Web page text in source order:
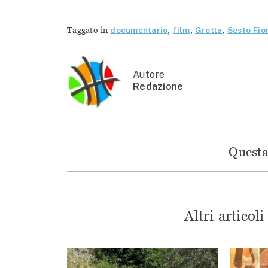
Taggato in documentario, film, Grotta, Sesto
Autore
Redazione
Altri articoli